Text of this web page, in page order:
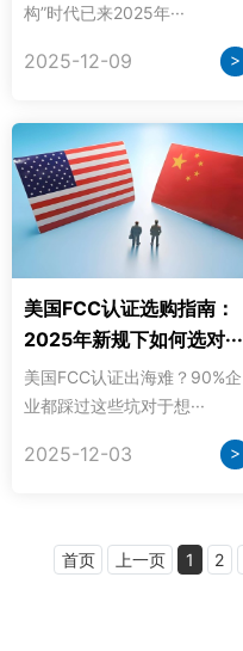
构”时代已来2025年···
2025-12-09 >
美国FCC认证选购指南：
2025年新规下如何选对···
美国FCC认证出海难？90%企
业都踩过这些坑对于想···
2025-12-03 >
首页 上一页 1 2